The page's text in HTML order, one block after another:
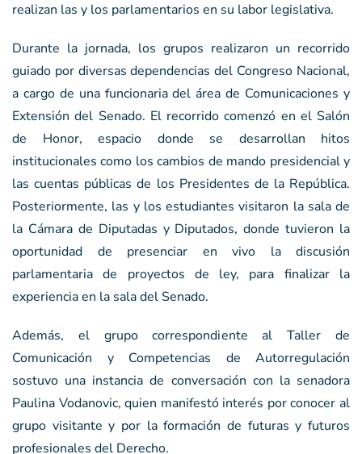
realizan las y los parlamentarios en su labor legislativa.
Durante la jornada, los grupos realizaron un recorrido
guiado por diversas dependencias del Congreso Nacional,
a cargo de una funcionaria del área de Comunicaciones y
Extensión del Senado. El recorrido comenzó en el Salón
de Honor, espacio donde se desarrollan hitos
institucionales como los cambios de mando presidencial y
las cuentas públicas de los Presidentes de la República.
Posteriormente, las y los estudiantes visitaron la sala de
la Cámara de Diputadas y Diputados, donde tuvieron la
oportunidad de presenciar en vivo la discusión
parlamentaria de proyectos de ley, para finalizar la
experiencia en la sala del Senado.
Además, el grupo correspondiente al Taller de
Comunicación y Competencias de Autorregulación
sostuvo una instancia de conversación con la senadora
Paulina Vodanovic, quien manifestó interés por conocer al
grupo visitante y por la formación de futuras y futuros
profesionales del Derecho.